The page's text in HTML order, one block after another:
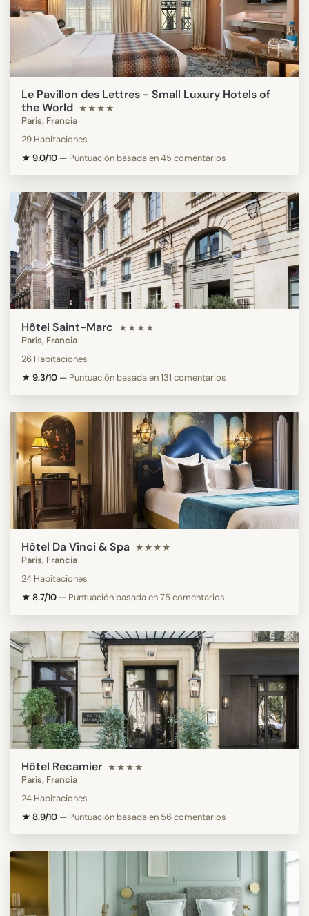
Le Pavillon des Lettres - Small Luxury Hotels of
the World ★★★★
Paris, Francia
29 Habitaciones
★ 9.0/10 — Puntuación basada en 45 comentarios
Hôtel Saint-Marc ★★★★
Paris, Francia
26 Habitaciones
★ 9.3/10 — Puntuación basada en 131 comentarios
Hôtel Da Vinci & Spa ★★★★
Paris, Francia
24 Habitaciones
★ 8.7/10 — Puntuación basada en 75 comentarios
Hôtel Recamier ★★★★
Paris, Francia
24 Habitaciones
★ 8.9/10 — Puntuación basada en 56 comentarios